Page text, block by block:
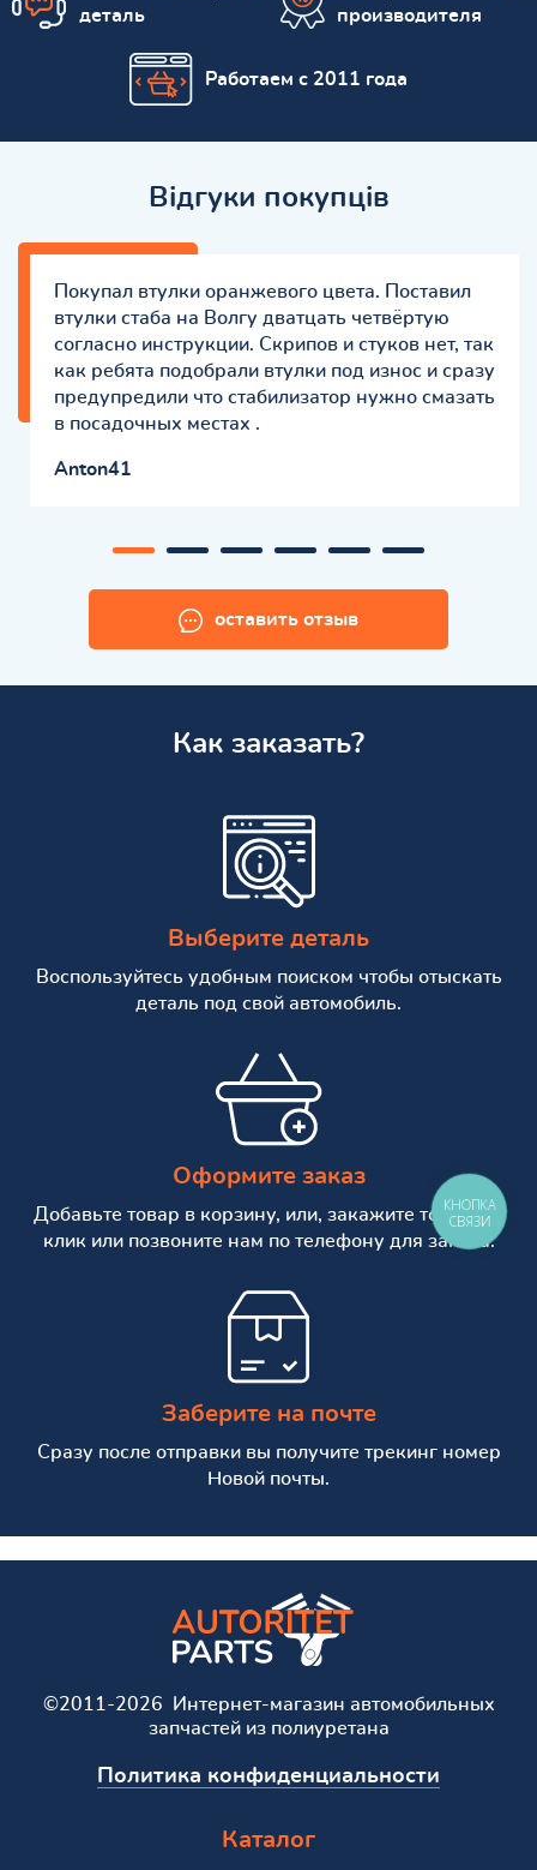
деталь
производителя
Работаем с 2011 года
Відгуки покупців
Покупал втулки оранжевого цвета. Поставил
втулки стаба на Волгу дватцать четвёртую
согласно инструкции. Скрипов и стуков нет, так
как ребята подобрали втулки под износ и сразу
предупредили что стабилизатор нужно смазать
в посадочных местах .
Anton41
оставить отзыв
Как заказать?
Выберите деталь
Воспользуйтесь удобным поиском чтобы отыскать
деталь под свой автомобиль.
Оформите заказ
Добавьте товар в корзину, или, закажите товар в 1
клик или позвоните нам по телефону для заказа.
Заберите на почте
Сразу после отправки вы получите трекинг номер
Новой почты.
©2011-2026 Интернет-магазин автомобильных
запчастей из полиуретана
Политика конфиденциальности
Каталог
КНОПКА
СВЯЗИ